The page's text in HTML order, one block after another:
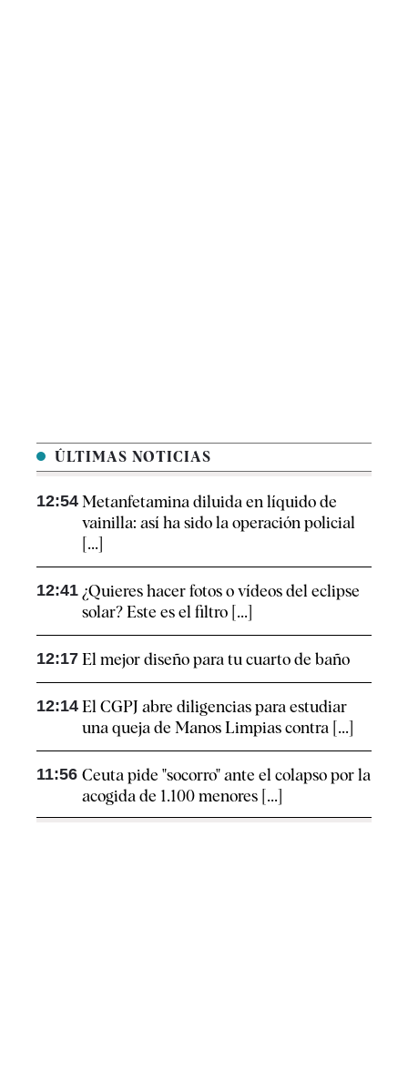
ÚLTIMAS NOTICIAS
12:54 Metanfetamina diluida en líquido de
vainilla: así ha sido la operación policial
[...]
12:41 ¿Quieres hacer fotos o vídeos del eclipse
solar? Este es el filtro [...]
12:17 El mejor diseño para tu cuarto de baño
12:14 El CGPJ abre diligencias para estudiar
una queja de Manos Limpias contra [...]
11:56 Ceuta pide "socorro" ante el colapso por la
acogida de 1.100 menores [...]